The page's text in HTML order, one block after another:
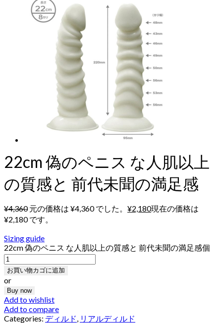
22cm 偽のペニス な人肌以上
の質感と 前代未聞の満足感
¥4,360 元の価格は ¥4,360 でした。 ¥2,180現在の価格は
¥2,180 です。
Sizing guide
22cm 偽のペニス な人肌以上の質感と 前代未聞の満足感個
お買い物カゴに追加
or
Buy now
Add to wishlist
Add to compare
Categories: ディルド, リアルディルド